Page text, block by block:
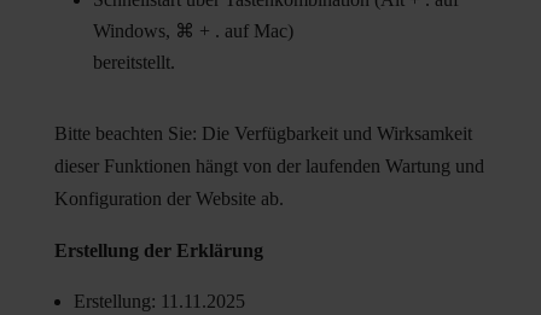
Windows, ⌘ + . auf Mac)
bereitstellt.
Bitte beachten Sie: Die Verfügbarkeit und Wirksamkeit
dieser Funktionen hängt von der laufenden Wartung und
Konfiguration der Website ab.
Erstellung der Erklärung
Erstellung: 11.11.2025